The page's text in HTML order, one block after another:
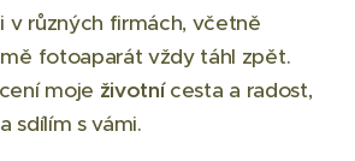
v různých firmách, včetně
fotoaparát vždy táhl zpět.
moje životnícesta a radost,
sdílím s vámi.